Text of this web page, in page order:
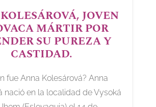
JOVEN
MÁRTIR POR
SU PUREZA Y
CASTIDAD.
fue Anna Kolesárová? Anna
nació en la localidad de Vysoká